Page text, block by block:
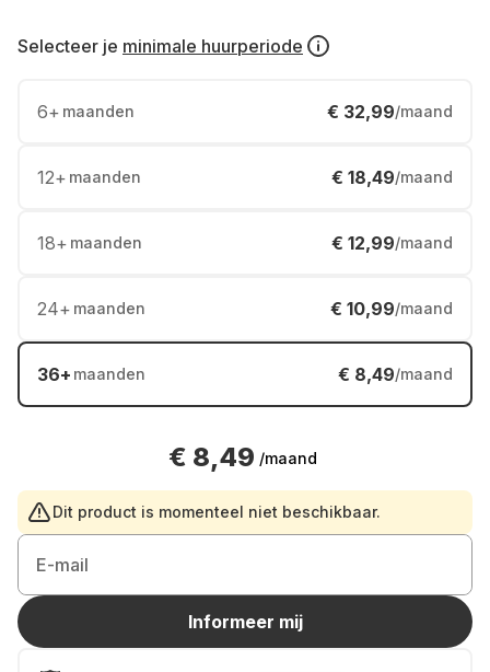
Selecteer je minimale huurperiode
6+ maanden € 32,99/maand
12+ maanden € 18,49/maand
18+ maanden € 12,99/maand
24+ maanden € 10,99/maand
36+ maanden € 8,49/maand
€ 8,49 /maand
Dit product is momenteel niet beschikbaar.
E-mail
Informeer mij